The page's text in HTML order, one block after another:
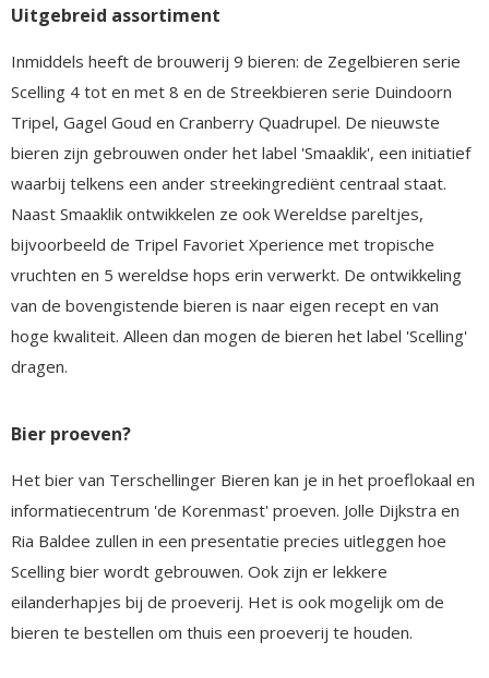
Uitgebreid assortiment
Inmiddels heeft de brouwerij 9 bieren: de Zegelbieren serie
Scelling 4 tot en met 8 en de Streekbieren serie Duindoorn
Tripel, Gagel Goud en Cranberry Quadrupel. De nieuwste
bieren zijn gebrouwen onder het label 'Smaaklik', een initiatief
waarbij telkens een ander streekingrediënt centraal staat.
Naast Smaaklik ontwikkelen ze ook Wereldse pareltjes,
bijvoorbeeld de Tripel Favoriet Xperience met tropische
vruchten en 5 wereldse hops erin verwerkt. De ontwikkeling
van de bovengistende bieren is naar eigen recept en van
hoge kwaliteit. Alleen dan mogen de bieren het label 'Scelling'
dragen.
Bier proeven?
Het bier van Terschellinger Bieren kan je in het proeflokaal en
informatiecentrum 'de Korenmast' proeven. Jolle Dijkstra en
Ria Baldee zullen in een presentatie precies uitleggen hoe
Scelling bier wordt gebrouwen. Ook zijn er lekkere
eilanderhapjes bij de proeverij. Het is ook mogelijk om de
bieren te bestellen om thuis een proeverij te houden.